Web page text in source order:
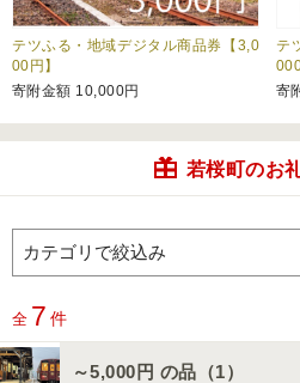
テツふる・地域デジタル商品券【3,0
00円】
寄附金額 10,000円
テ
寄
若桜町のお
全 7 件
～5,000円 の品（1）